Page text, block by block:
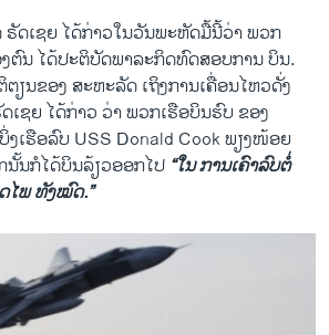
ດເຊຍ ໄດ້ກ່າວໃນວັນພະຫັດມື້ນີ້ວ່າ ພວກ
ຕົນ ໄດ້ປະຕິບັດພາລະກິດທົດສອບການ ບິນ.
ຽນຂອງ ສະຫະລັດ ເຖິງການເຄື່ອນໄຫວດັ່ງ
ເຊຍ ໄດ້ກ່າວ ວ່າ ພວກເຮືອບິນຮົບ ຂອງ
ງເຮືອລົບ USS Donald Cook ພຽງໜ້ອຍ
ນັ້ນກໍໄດ້ບິນລ້ຽວອອກໄປ “ໃນ ການເຄົາລົບຕໍ່
ໄພ ທັງໝົດ.”